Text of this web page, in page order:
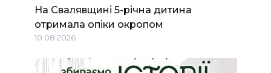
На Свалявщині 5-річна дитина
отримала опіки окропом
10.08.2026